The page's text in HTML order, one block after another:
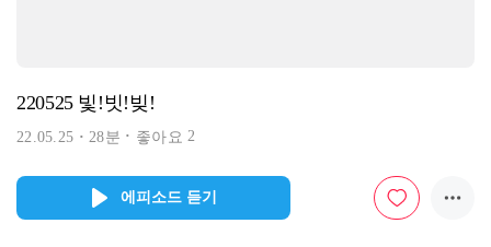
220525 빛!빗!빚!
22.05.25 28분 좋아요2
에피소드 듣기